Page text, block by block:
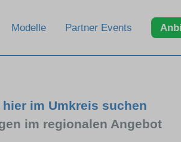
Modelle Partner Events
im Umkreis suchen
im regionalen Angebot